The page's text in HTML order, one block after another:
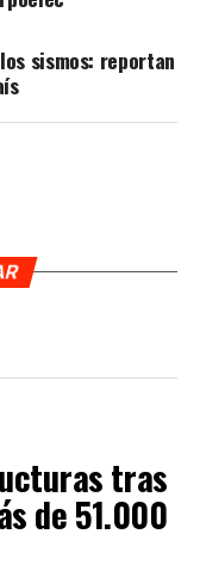
sismos: reportan
tras
de 51.000